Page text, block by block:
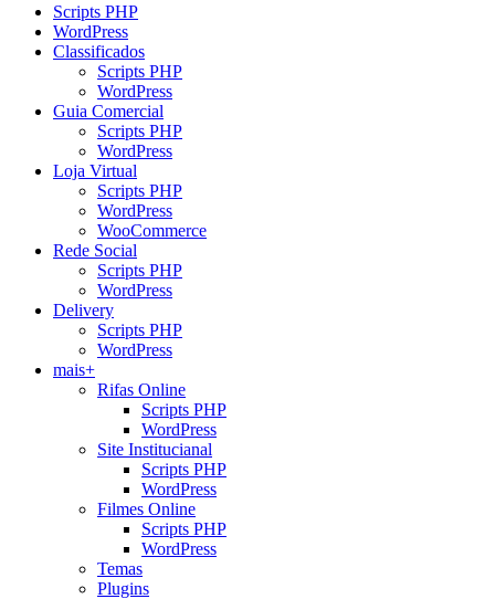
Scripts PHP
WordPress
Classificados
Scripts PHP
WordPress
Guia Comercial
Scripts PHP
WordPress
Loja Virtual
Scripts PHP
WordPress
WooCommerce
Rede Social
Scripts PHP
WordPress
Delivery
Scripts PHP
WordPress
mais+
Rifas Online
Scripts PHP
WordPress
Site Institucianal
Scripts PHP
WordPress
Filmes Online
Scripts PHP
WordPress
Temas
Plugins